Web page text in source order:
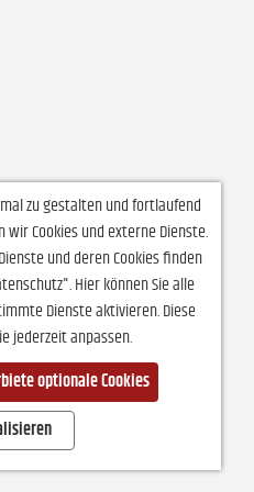
zu gestalten und fortlaufend
Cookies und externe Dienste.
und deren Cookies finden
Hier können Sie alle
Dienste aktivieren. Diese
jederzeit anpassen.
optionale Cookies